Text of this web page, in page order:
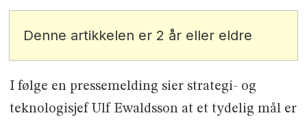
Denne artikkelen er 2 år eller eldre
I følge en pressemelding sier strategi- og
teknologisjef Ulf Ewaldsson at et tydelig mål er